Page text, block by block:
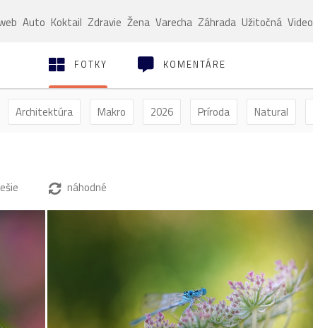
Auto Koktail Zdravie Žena Varecha Záhrada Užitočná Video
FOTKY KOMENTÁRE
Architektúra Makro 2026 Príroda Natural
náhodné